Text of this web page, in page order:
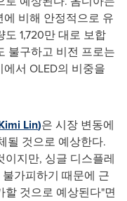
에 비해 안정적으로 유
도 1,720만대로 보합
불구하고 비전 프로는
에서 OLED의 비중을
Lin)은 시장 변동에
될 것으로 예상한다.
이지만, 싱글 디스플레
불가피하기 때문에 근
할 것으로 예상된다"면